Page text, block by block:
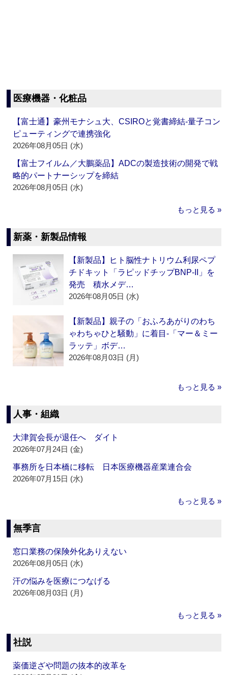
医療機器・化粧品
【富士通】豪州モナシュ大、CSIROと覚書締結‐量子コン
ピューティングで連携強化
2026年08月05日 (水)
【富士フイルム／大鵬薬品】ADCの製造技術の開発で戦
略的パートナーシップを締結
2026年08月05日 (水)
もっと見る »
新薬・新製品情報
【新製品】ヒト脳性ナトリウム利尿ペプ
チドキット「ラピッドチップBNP-II」を
発売 積水メデ…
2026年08月05日 (水)
【新製品】親子の「おふろあがりのわち
ゃわちゃひと騒動」に着目‐「マー＆ミー
ラッテ」ボデ…
2026年08月03日 (月)
もっと見る »
人事・組織
大津賀会長が退任へ ダイト
2026年07月24日 (金)
事務所を日本橋に移転 日本医療機器産業連合会
2026年07月15日 (水)
もっと見る »
無季言
窓口業務の保険外化ありえない
2026年08月05日 (水)
汗の悩みを医療につなげる
2026年08月03日 (月)
もっと見る »
社説
薬価逆ざや問題の抜本的改革を